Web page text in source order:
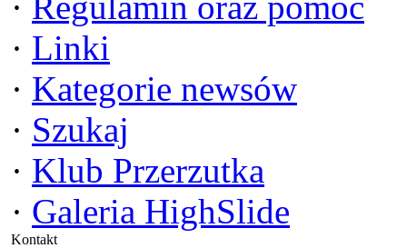
· Linki
· Kategorie newsów
· Szukaj
· Klub Przerzutka
· Galeria HighSlide
Kontakt